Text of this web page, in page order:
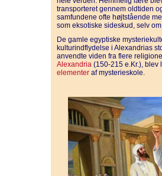
transporteret gennem oldtiden
samfundene ofte højtstående
som eksotiske sideskud, selv
De gamle egyptiske
kulturindflydelse i Alexandrias
anvendte viden fra flere
Alexandria (150-215 e.Kr.), blev
elementer af mysterieskole.